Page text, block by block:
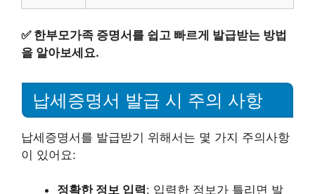
✅ 한부모가족 증명서를 쉽고 빠르게 발급받는 방법
을 알아보세요.
납세증명서 발급 시 주의 사항
납세증명서를 발급받기 위해서는 몇 가지 주의사항
이 있어요:
정확한 정보 입력: 입력한 정보가 틀리면 발